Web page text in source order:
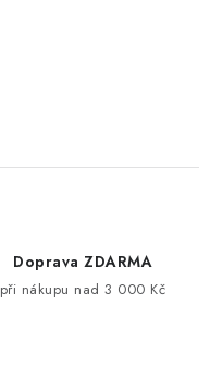
Doprava ZDARMA
při nákupu nad 3 000 Kč